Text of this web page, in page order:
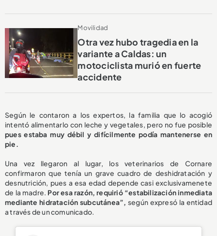
Movilidad
Otra vez hubo tragedia en la
variante a Caldas: un
motociclista murió en fuerte
accidente
Según le contaron a los expertos, la familia que lo acogió
intentó alimentarlo con leche y vegetales, pero no fue posible
pues estaba muy débil y difícilmente podía mantenerse en
pie.
Una vez llegaron al lugar, los veterinarios de Cornare
confirmaron que tenía un grave cuadro de deshidratación y
desnutrición, pues a esa edad depende casi exclusivamenete
de la madre. Por esa razón, requirió “estabilización inmediata
mediante hidratación subcutánea”,
según expresó la entidad
a través de un comunicado.